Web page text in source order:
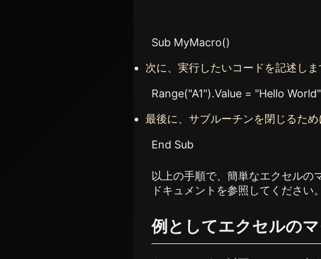
Sub MyMacro()
次に、実行したいコードを記述し
Range("A1").Value = "Hello World"
最後に、サブルーチンを閉じるた
End Sub
以上の手順で、簡単なエクセル
ドキュメントを参照してください。
例としてエクセルの